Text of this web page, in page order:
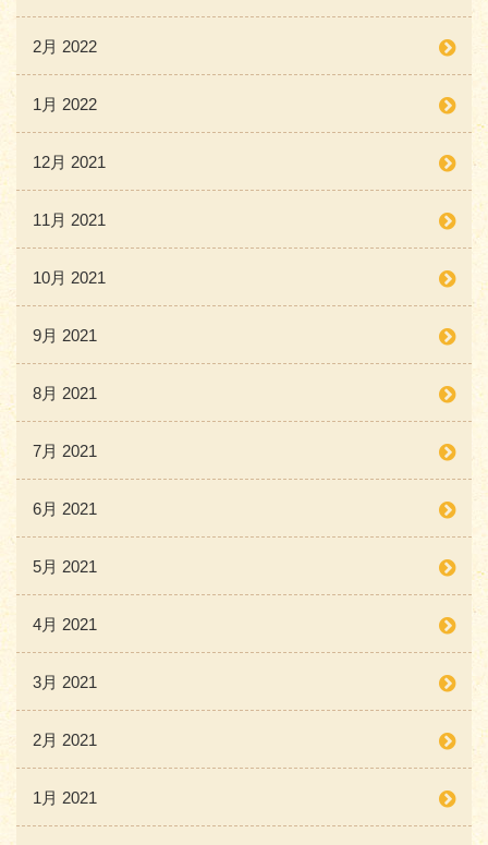
2月 2022
1月 2022
12月 2021
11月 2021
10月 2021
9月 2021
8月 2021
7月 2021
6月 2021
5月 2021
4月 2021
3月 2021
2月 2021
1月 2021